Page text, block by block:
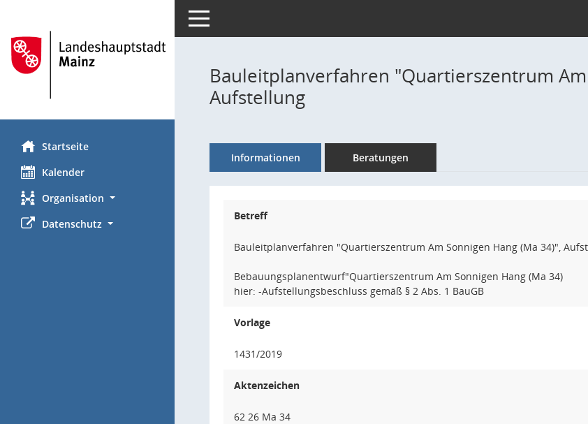
Startseite
Kalender
Organisation
Datenschutz
Toggle navigation
Bauleitplanverfahren "Quartierszentrum
Aufstellung
Informationen Beratungen
Betreff
Bauleitplanverfahren "Quartierszentrum Am Sonnigen Hang (Ma 34)",
Bebauungsplanentwurf"Quartierszentrum Am Sonnigen Hang (Ma 34)
hier: -Aufstellungsbeschluss gemäß § 2 Abs. 1 BauGB
Vorlage
1431/2019
Aktenzeichen
62 26 Ma 34